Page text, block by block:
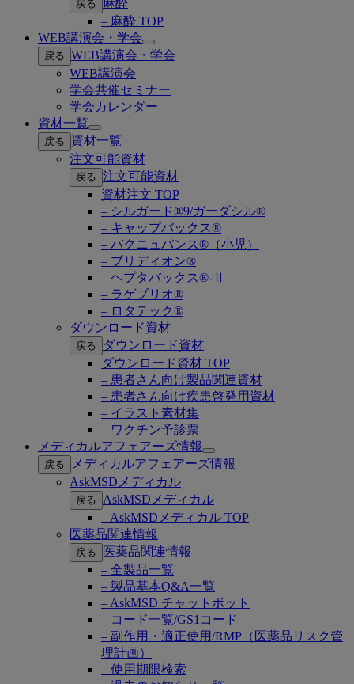
戻る
麻酔
– 麻酔 TOP
WEB講演会・学会
Open
submenu
戻る WEB講演会・学会
WEB講演会
学会共催セミナー
学会カレンダー
資材一覧
Open
submenu
戻る
資材一覧
注文可能資材
戻る 注文可能資材
資材注文 TOP
– シルガード®9/ガーダシル®
– キャップバックス®
– バクニュバンス®（小児）
– ブリディオン®
– ヘプタバックス®-Ⅱ
– ラゲブリオ®
– ロタテック®
ダウンロード資材
戻る
ダウンロード資材
ダウンロード資材 TOP
– 患者さん向け製品関連資材
– 患者さん向け疾患啓発用資材
– イラスト素材集
– ワクチン予診票
メディカルアフェアーズ情報
Open
submenu
戻る
メディカルアフェアーズ情報
AskMSDメディカル
戻る
AskMSDメディカル
– AskMSDメディカル TOP
医薬品関連情報
戻る
医薬品関連情報
– 全製品一覧
– 製品基本Q&A一覧
– AskMSD チャットボット
– コード一覧/GS1コード
– 副作用・適正使用/RMP（医薬品リスク管
理計画）
– 使用期限検索